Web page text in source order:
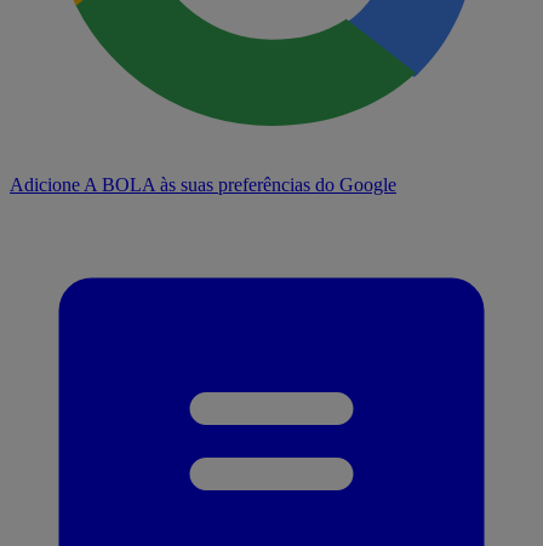
Adicione A BOLA às suas preferências do Google